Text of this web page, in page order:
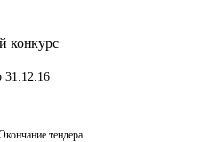
конкурс
31.12.16
тендера